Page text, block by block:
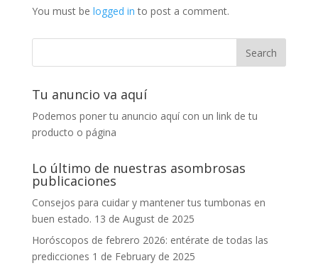
You must be logged in to post a comment.
Tu anuncio va aquí
Podemos poner tu anuncio aquí con un link de tu
producto o página
Lo último de nuestras asombrosas
publicaciones
Consejos para cuidar y mantener tus tumbonas en
buen estado. 13 de August de 2025
Horóscopos de febrero 2026: entérate de todas las
predicciones 1 de February de 2025